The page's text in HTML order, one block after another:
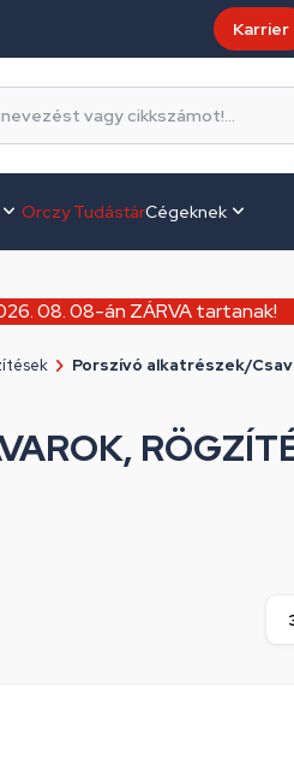
Karrier
Orczy TudástárCégeknek
08. 08-án ZÁRVA tartanak!
Porszívó alkatrészek/